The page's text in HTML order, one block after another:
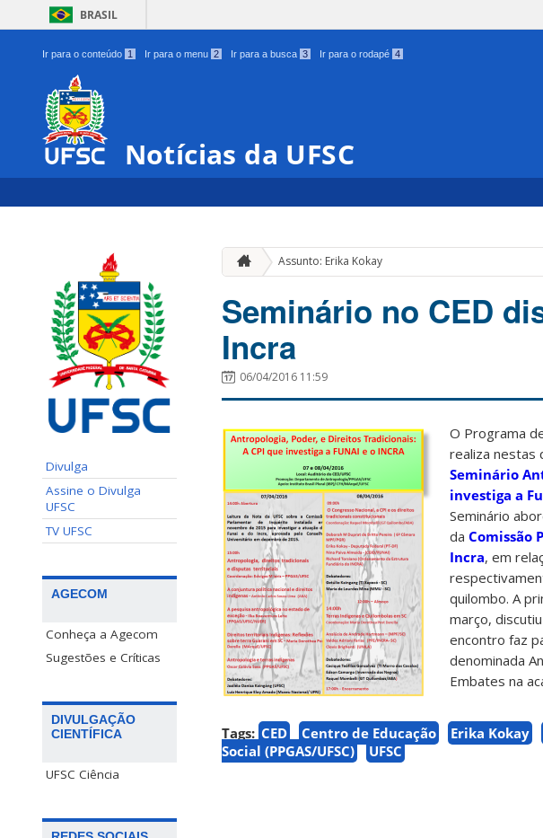
BRASIL
Ir para o conteúdo 1 Ir para o menu 2 Ir para a busca 3 Ir para o rodapé 4
Notícias da UFSC
Divulga
Assine o Divulga
UFSC
TV UFSC
AGECOM
Conheça a Agecom
Sugestões e Críticas
DIVULGAÇÃO
CIENTÍFICA
UFSC Ciência
Assunto: Erika Kokay
Seminário no CED
Incra
06/04/2016 11:59
O Programa
realiza nestas
Seminário
investiga a
Seminário
da Comissão
Incra, em
quilombo. A
março,
encontro faz
denominada
Embates na
Tags: CED Centro de Educação Erika Kokay
Social (PPGAS/UFSC)
UFSC